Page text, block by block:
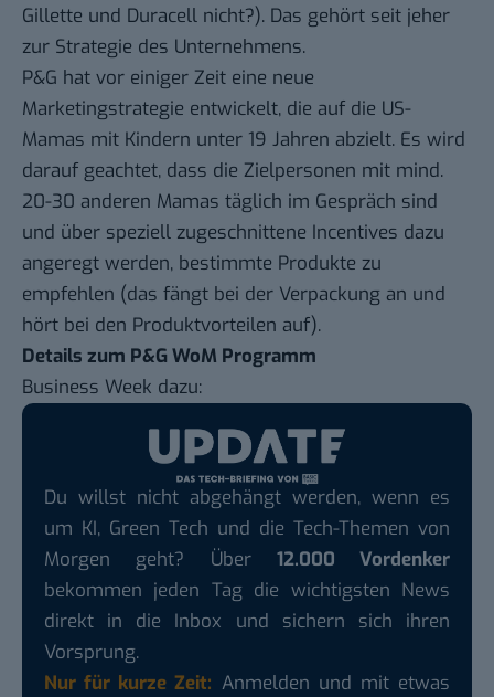
Gillette und Duracell nicht?). Das gehört seit jeher
zur Strategie des Unternehmens.
P&G hat vor einiger Zeit eine neue
Marketingstrategie entwickelt, die auf die US-
Mamas mit Kindern unter 19 Jahren abzielt. Es wird
darauf geachtet, dass die Zielpersonen mit mind.
20-30 anderen Mamas täglich im Gespräch sind
und über speziell zugeschnittene Incentives dazu
angeregt werden, bestimmte Produkte zu
empfehlen (das fängt bei der Verpackung an und
hört bei den Produktvorteilen auf).
Details zum P&G WoM Programm
Business Week dazu:
Du willst nicht abgehängt werden, wenn es
um KI, Green Tech und die Tech-Themen von
Morgen geht? Über 12.000 Vordenker
bekommen jeden Tag die wichtigsten News
direkt in die Inbox und sichern sich ihren
Vorsprung.
Nur für kurze Zeit: Anmelden und mit etwas